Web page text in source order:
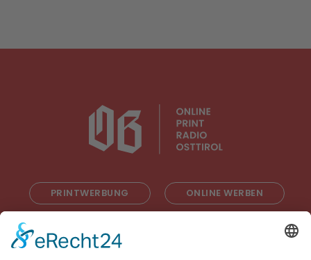
PRINTWERBUNG ONLINE WERBEN